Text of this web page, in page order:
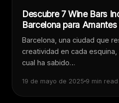
Descubre 7 Wine Bars
Barcelona para
Barcelona, una ciudad que
creatividad en cada
cual ha sabido…
19 de mayo de 2025 9 min read